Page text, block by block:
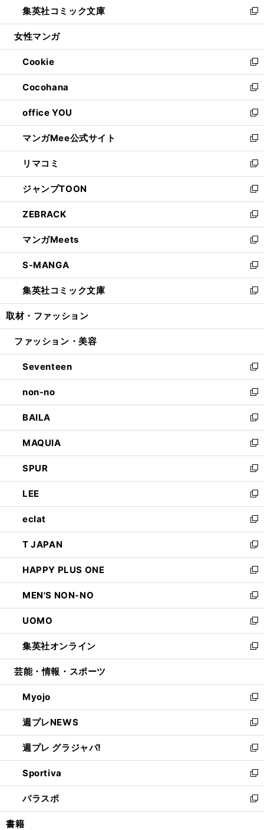
く
で
開
ド
ウ
開
く
ィ
ン
ウ
で
開
く
い
ウ
ン
ド
ウ
で
開
く
集英社コミック文庫
新
し
ウ
ィ
ン
ド
ウ
で
開
く
女性マンガ
Cookie
新
し
い
ウ
ィ
ン
ド
ウ
で
開
く
Cocohana
新
し
い
ウ
ィ
ン
ド
ウ
で
開
く
office YOU
新
し
い
ウ
ィ
ン
ド
ウ
で
開
く
マンガMee公式サイト
新
し
い
ウ
ィ
ン
ド
ウ
で
開
く
リマコミ
新
し
い
ウ
ィ
ン
ド
ウ
で
開
く
ジャンプTOON
新
し
い
ウ
ィ
ン
ド
ウ
で
開
ZEBRACK
新
し
い
ウ
ィ
ン
ド
ウ
開
マンガMeets
新
し
い
ウ
ィ
ン
ウ
開
く
S-MANGA
新
し
い
ウ
ン
ウ
で
開
く
集英社コミック文庫
新
し
ウ
ン
ド
ウ
で
開
く
取材・ファッション
ファッション・美容
Seventeen
新
し
い
ウ
ィ
ン
ド
ウ
で
開
く
non-no
新
し
い
ウ
ィ
ン
ド
ウ
で
開
く
BAILA
新
し
い
ウ
ィ
ン
ド
ウ
で
開
く
MAQUIA
新
し
い
ウ
ィ
ン
ド
ウ
で
開
く
SPUR
新
し
い
ウ
ィ
ン
ド
ウ
で
開
く
LEE
新
し
い
ウ
ィ
ン
ド
ウ
で
開
く
eclat
新
し
い
ウ
ィ
ン
ド
ウ
で
開
く
T JAPAN
新
し
い
ウ
ィ
ン
ド
ウ
で
開
HAPPY PLUS ONE
新
し
い
ウ
ィ
ン
ド
ウ
開
く
MEN'S NON-NO
新
し
い
ウ
ィ
ン
ウ
で
開
く
UOMO
新
し
い
ウ
ン
ド
ウ
で
開
く
集英社オンライン
新
し
ウ
ィ
ン
ド
ウ
で
開
く
芸能・情報・スポーツ
Myojo
新
し
い
ウ
ィ
ン
ド
ウ
で
開
週プレNEWS
新
し
い
ウ
ィ
ン
ド
ウ
週プレ グラジャパ!
新
し
い
ウ
ィ
ン
Sportiva
新
し
い
ウ
パラスポ
新
し
書籍